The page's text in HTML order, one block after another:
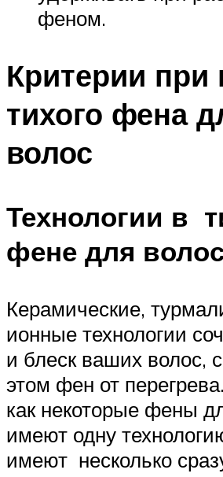
феном.
Критерии при
тихого фена
волос
Технологии в
фене для
Керамические,
ионные технологии
и блеск ваших волос,
этом фен от
как некоторые фены
имеют одну
имеют несколько